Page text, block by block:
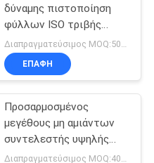
δύναμης πιστοποίηση
φύλλων ISO τριβής
υλική
ΕΠΑΦΉ
Προσαρμοσμένος
μεγέθους μη αμιάντων
συντελεστής υψηλής
τριβής τριβής υλικός